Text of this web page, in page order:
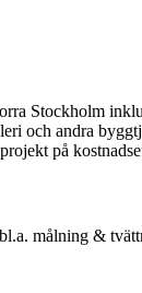
Stockholm
och andra
på
målning &